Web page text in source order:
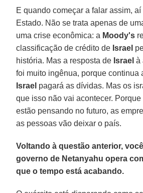
E quando começar a falar assim,
Estado. Não se trata apenas de
uma crise econômica: a Moody's
classificação de crédito de Israel
história. Mas a resposta de Israel à
foi muito ingênua, porque continua
Israel pagará as dívidas. Mas os
que isso não vai acontecer.
estão pensando no futuro, as
as pessoas vão deixar o país.
Voltando à questão anterior,
governo de Netanyahu opera
que o tempo está acabando.